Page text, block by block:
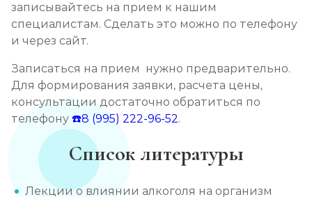
записывайтесь на прием к нашим
специалистам. Сделать это можно по телефону
и через сайт.
Записаться на прием нужно предварительно.
Для формирования заявки, расчета цены,
консультации достаточно обратиться по
телефону ☎️8 (995) 222-96-52.
Список литературы
Лекции о влиянии алкоголя на организм